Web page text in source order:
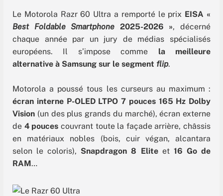
Le Motorola Razr 60 Ultra a remporté le prix EISA «
Best Foldable Smartphone 2025-2026 », décerné
chaque année par un jury de médias spécialisés
européens. Il s’impose comme la meilleure
alternative à Samsung sur le segment flip.
Motorola a poussé tous les curseurs au maximum :
écran interne P-OLED LTPO 7 pouces 165 Hz Dolby
Vision (un des plus grands du marché), écran externe
de 4 pouces couvrant toute la façade arrière, châssis
en matériaux nobles (bois, cuir végan, alcantara
selon le coloris), Snapdragon 8 Eliteet 16 Go de
RAM…